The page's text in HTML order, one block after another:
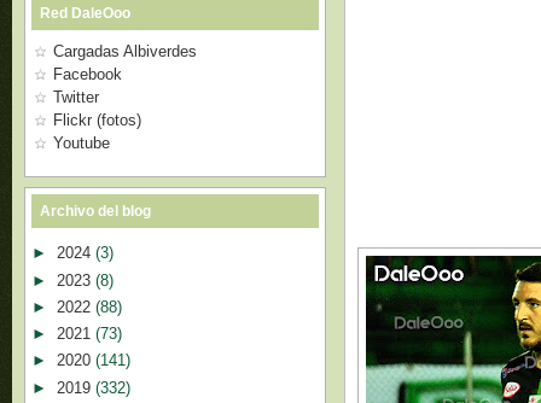
Red DaleOoo
Cargadas Albiverdes
Facebook
Twitter
Flickr (fotos)
Youtube
Archivo del blog
► 2024 (3)
► 2023 (8)
► 2022 (88)
► 2021 (73)
► 2020 (141)
► 2019 (332)